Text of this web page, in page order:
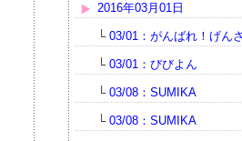
2016年03月01日
└ 03/01：がんばれ！げん
└ 03/01：びびよん
└ 03/08：SUMIKA
└ 03/08：SUMIKA